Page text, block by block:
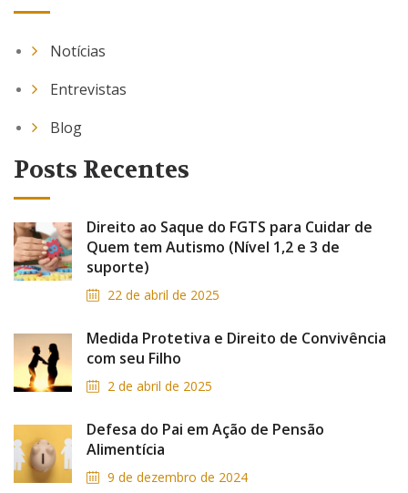
Notícias
Entrevistas
Blog
Posts Recentes
Direito ao Saque do FGTS para Cuidar de
Quem tem Autismo (Nível 1,2 e 3 de
suporte)
22 de abril de 2025
Medida Protetiva e Direito de Convivência
com seu Filho
2 de abril de 2025
Defesa do Pai em Ação de Pensão
Alimentícia
9 de dezembro de 2024